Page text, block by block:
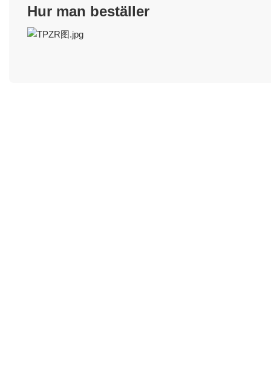
Hur man beställer